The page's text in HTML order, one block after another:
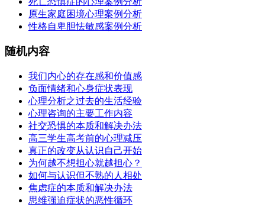
原生家庭困境心理案例分析
性格自卑胆怯敏感案例分析
随机内容
我们内心的存在感和价值感
负面情绪和心身症状表现
心理分析之过去的生活经验
心理咨询的主要工作内容
社交恐惧的本质和解决办法
高三学生高考前的心理减压
真正的改变从认识自己开始
为何越不想担心就越担心？
如何与认识但不熟的人相处
焦虑症的本质和解决办法
思维强迫症状的恶性循环